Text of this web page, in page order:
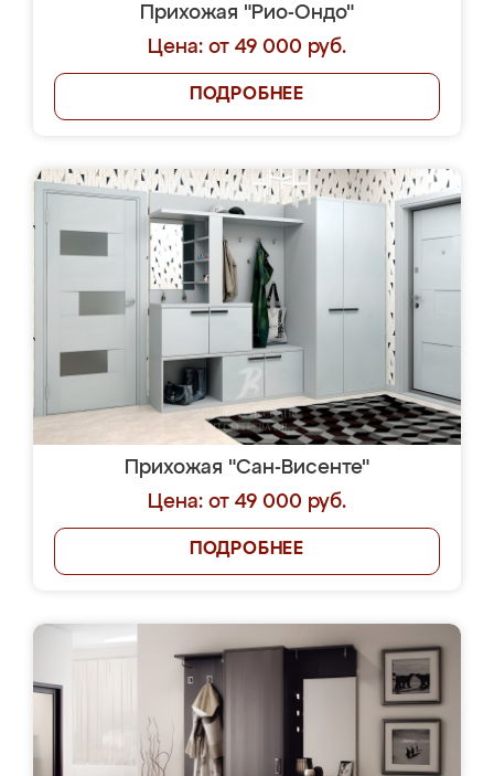
Прихожая "Рио-Ондо"
Цена: от 49 000 руб.
ПОДРОБНЕЕ
Прихожая "Сан-Висенте"
Цена: от 49 000 руб.
ПОДРОБНЕЕ